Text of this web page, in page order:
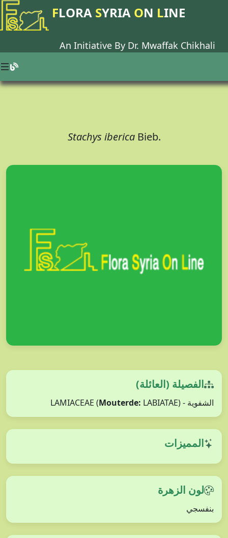
FLORA SYRIA ON LINE
An Initiative By Dr. Mwaffak Chikhali
Stachys iberica Bieb.
الفصيلة (العائلة)
الشفوية - LAMIACEAE ( Mouterde: LABIATAE)
المميزات
لون الزهرة
بنفسجي